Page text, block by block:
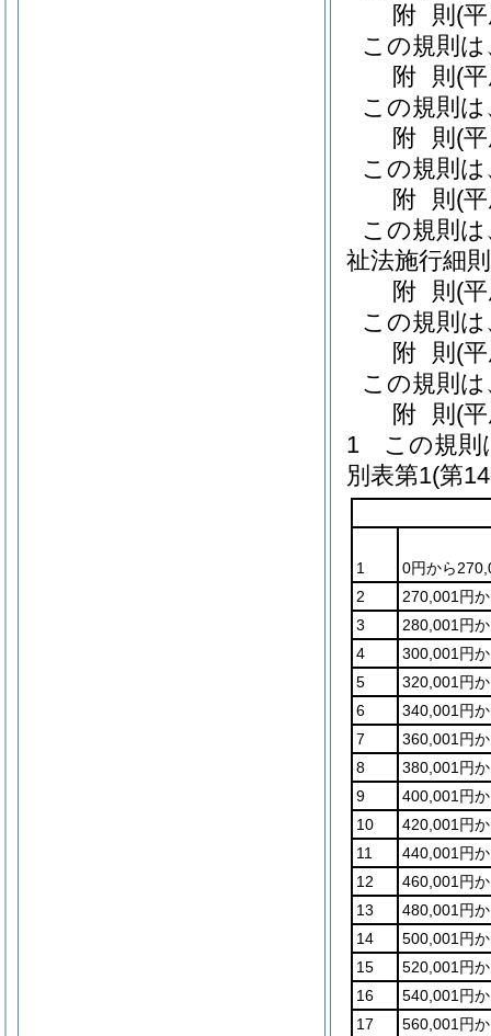
附 則 (
この規則
附 則 (
この規則
附 則 (
この規則
附 則 (
この規則
祉法施行細
附 則 (
この規則
附 則 (
この規則
附 則 (
1
この規則
別表第1(第
1
0円から
2
270,001円
3
280,001円
4
300,001円
5
320,001円
6
340,001円
7
360,001円
8
380,001円
9
400,001円
10
420,001円
11
440,001円
12
460,001円
13
480,001円
14
500,001円
15
520,001円
16
540,001円
17
560,001円